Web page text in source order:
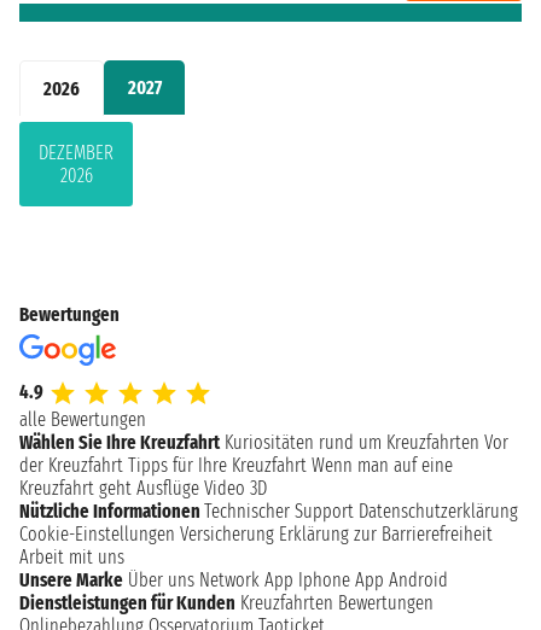
2026 2027
DEZEMBER
2026
Bewertungen
4.9
alle Bewertungen
Wählen Sie Ihre Kreuzfahrt Kuriositäten rund um Kreuzfahrten Vor
der Kreuzfahrt Tipps für Ihre Kreuzfahrt Wenn man auf eine
Kreuzfahrt geht Ausflüge Video 3D
Nützliche Informationen Technischer Support Datenschutzerklärung
Cookie-Einstellungen Versicherung Erklärung zur Barrierefreiheit
Arbeit mit uns
Unsere Marke Über uns Network App Iphone App Android
Dienstleistungen für Kunden Kreuzfahrten Bewertungen
Onlinebezahlung Osservatorium Taoticket